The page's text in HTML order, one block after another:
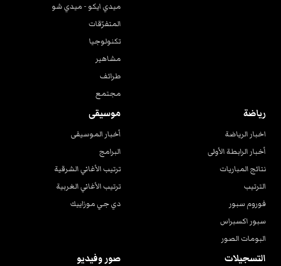
ميدي ايكو - ميدي شو
المتفرّقات
تكنولوجيا
مشاهير
طرائف
مجتمع
رياضة
اخبار الرياضة
أخبار الرابطة الأولى
نتائج المباريات
الترتيب
فوروم سبور
سبور اكسبراس
البومات الصور
موسيقى
أخبار الموسيقى
البرامج
ترتيب الأغاني الشرقية
ترتيب الأغاني الغربية
دي جي موزاييك
التسجيلات صور وفيديو